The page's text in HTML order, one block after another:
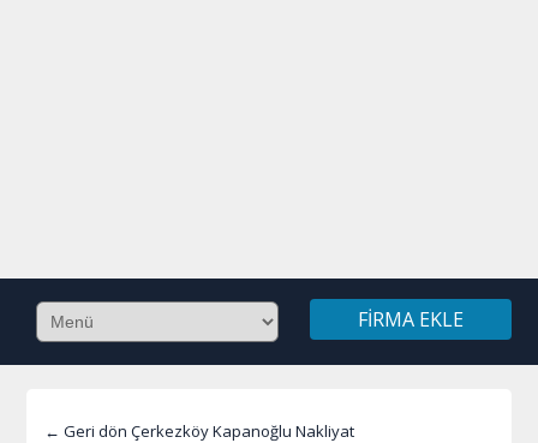
FIRMA EKLE
← Geri dön Çerkezköy Kapanoğlu Nakliyat